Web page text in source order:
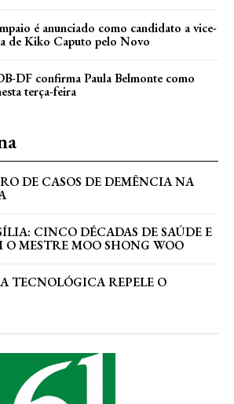
é anunciado como candidato a vice-
de Kiko Caputo pelo Novo
DF confirma Paula Belmonte como
terça-feira
DE CASOS DE DEMÊNCIA NA
CINCO DÉCADAS DE SAÚDE E
MESTRE MOO SHONG WOO
TECNOLÓGICA REPELE O